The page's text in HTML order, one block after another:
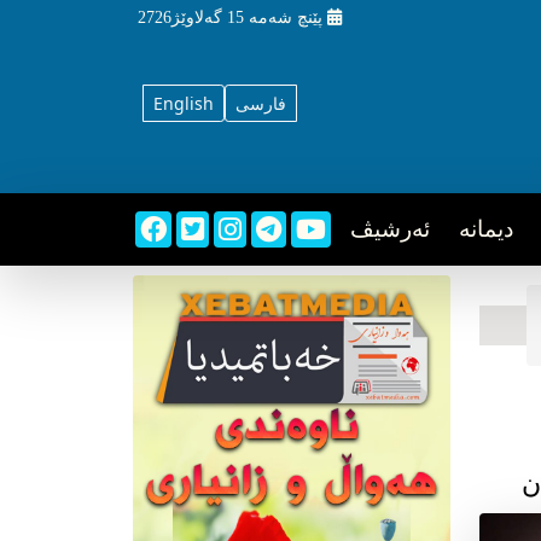
پێنچ شه‌مه‌ 15 گه‌لاوێژ2726
English فارسی
دیمانه ئه‌رشیڤ